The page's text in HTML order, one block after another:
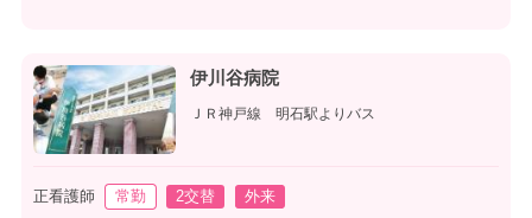
伊川谷病院
ＪＲ神戸線 明石駅よりバス
正看護師 常勤 2交替
外来